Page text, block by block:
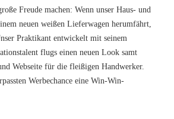
Freude machen: Wenn unser Haus- und
neuen weißen Lieferwagen herumfährt,
Praktikant entwickelt mit seinem
flugs einen neuen Look samt
Webseite für die fleißigen Handwerker.
Werbechance eine Win-Win-